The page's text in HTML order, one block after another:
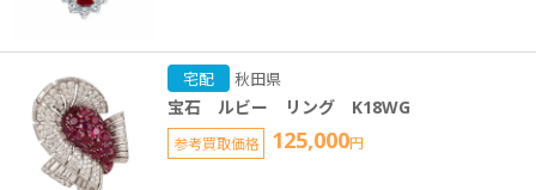
宅配 秋田県
宝石 ルビー リング K18WG
参考買取価格 125,000円